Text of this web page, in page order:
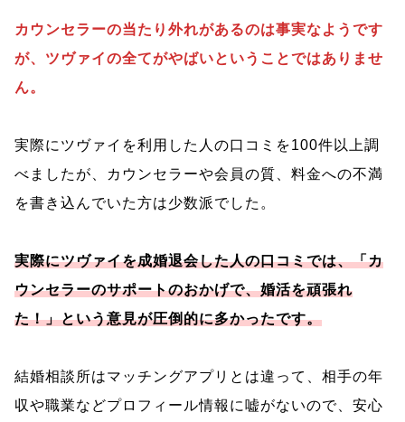
カウンセラーの当たり外れがあるのは事実なようです
が、ツヴァイの全てがやばいということではありませ
ん。
実際にツヴァイを利用した人の口コミを100件以上調
べましたが、カウンセラーや会員の質、料金への不満
を書き込んでいた方は少数派でした。
実際にツヴァイを成婚退会した人の口コミでは、「カ
ウンセラーのサポートのおかげで、婚活を頑張れ
た！」という意見が圧倒的に多かったです。
結婚相談所はマッチングアプリとは違って、相手の年
収や職業などプロフィール情報に嘘がないので、安心